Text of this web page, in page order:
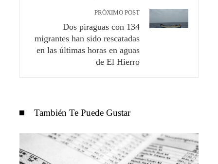
PRÓXIMO POST
Dos piraguas con 134
migrantes han sido rescatadas
en las últimas horas en aguas
de El Hierro
También Te Puede Gustar